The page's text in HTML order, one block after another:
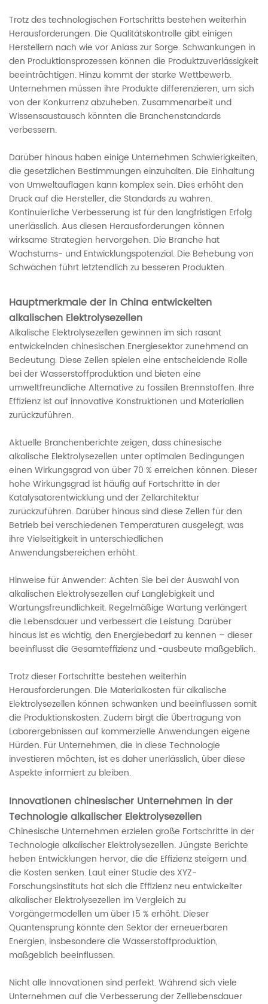
Trotz des technologischen Fortschritts bestehen weiterhin
Herausforderungen. Die Qualitätskontrolle gibt einigen
Herstellern nach wie vor Anlass zur Sorge. Schwankungen in
den Produktionsprozessen können die Produktzuverlässigkeit
beeinträchtigen. Hinzu kommt der starke Wettbewerb.
Unternehmen müssen ihre Produkte differenzieren, um sich
von der Konkurrenz abzuheben. Zusammenarbeit und
Wissensaustausch könnten die Branchenstandards
verbessern.
Darüber hinaus haben einige Unternehmen Schwierigkeiten,
die gesetzlichen Bestimmungen einzuhalten. Die Einhaltung
von Umweltauflagen kann komplex sein. Dies erhöht den
Druck auf die Hersteller, die Standards zu wahren.
Kontinuierliche Verbesserung ist für den langfristigen Erfolg
unerlässlich. Aus diesen Herausforderungen können
wirksame Strategien hervorgehen. Die Branche hat
Wachstums- und Entwicklungspotenzial. Die Behebung von
Schwächen führt letztendlich zu besseren Produkten.
Hauptmerkmale der in China entwickelten
alkalischen Elektrolysezellen
Alkalische Elektrolysezellen gewinnen im sich rasant
entwickelnden chinesischen Energiesektor zunehmend an
Bedeutung. Diese Zellen spielen eine entscheidende Rolle
bei der Wasserstoffproduktion und bieten eine
umweltfreundliche Alternative zu fossilen Brennstoffen. Ihre
Effizienz ist auf innovative Konstruktionen und Materialien
zurückzuführen.
Aktuelle Branchenberichte zeigen, dass chinesische
alkalische Elektrolysezellen unter optimalen Bedingungen
einen Wirkungsgrad von über 70 % erreichen können. Dieser
hohe Wirkungsgrad ist häufig auf Fortschritte in der
Katalysatorentwicklung und der Zellarchitektur
zurückzuführen. Darüber hinaus sind diese Zellen für den
Betrieb bei verschiedenen Temperaturen ausgelegt, was
ihre Vielseitigkeit in unterschiedlichen
Anwendungsbereichen erhöht.
Hinweise für Anwender: Achten Sie bei der Auswahl von
alkalischen Elektrolysezellen auf Langlebigkeit und
Wartungsfreundlichkeit. Regelmäßige Wartung verlängert
die Lebensdauer und verbessert die Leistung. Darüber
hinaus ist es wichtig, den Energiebedarf zu kennen – dieser
beeinflusst die Gesamteffizienz und -ausbeute maßgeblich.
Trotz dieser Fortschritte bestehen weiterhin
Herausforderungen. Die Materialkosten für alkalische
Elektrolysezellen können schwanken und beeinflussen somit
die Produktionskosten. Zudem birgt die Übertragung von
Laborergebnissen auf kommerzielle Anwendungen eigene
Hürden. Für Unternehmen, die in diese Technologie
investieren möchten, ist es daher unerlässlich, über diese
Aspekte informiert zu bleiben.
Innovationen chinesischer Unternehmen in der
Technologie alkalischer Elektrolysezellen
Chinesische Unternehmen erzielen große Fortschritte in der
Technologie alkalischer Elektrolysezellen. Jüngste Berichte
heben Entwicklungen hervor, die die Effizienz steigern und
die Kosten senken. Laut einer Studie des XYZ-
Forschungsinstituts hat sich die Effizienz neu entwickelter
alkalischer Elektrolysezellen im Vergleich zu
Vorgängermodellen um über 15 % erhöht. Dieser
Quantensprung könnte den Sektor der erneuerbaren
Energien, insbesondere die Wasserstoffproduktion,
maßgeblich beeinflussen.
Nicht alle Innovationen sind perfekt. Während sich viele
Unternehmen auf die Verbesserung der Zelllebensdauer